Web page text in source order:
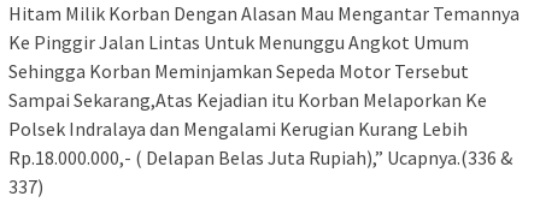
Hitam Milik Korban Dengan Alasan Mau Mengantar Temannya
Ke Pinggir Jalan Lintas Untuk Menunggu Angkot Umum
Sehingga Korban Meminjamkan Sepeda Motor Tersebut
Sampai Sekarang,Atas Kejadian itu Korban Melaporkan Ke
Polsek Indralaya dan Mengalami Kerugian Kurang Lebih
Rp.18.000.000,- ( Delapan Belas Juta Rupiah),” Ucapnya.(336 &
337)